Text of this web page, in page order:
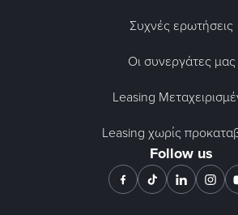
Συχνές ερωτήσεις
Οι συνεργάτες μας
Leasing
Leasing χωρίς
Follow us